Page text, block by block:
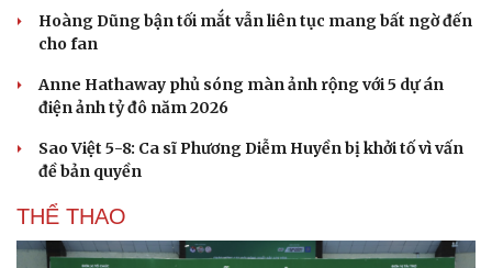
Du lịch
Săn Tour
check-in
Podcast
Đọc truyện đêm khuya
Hoàng Dũng bận tối mắt vẫn liên tục mang bất ngờ đến
cho fan
Anne Hathaway phủ sóng màn ảnh rộng với 5 dự án
điện ảnh tỷ đô năm 2026
Sao Việt 5-8: Ca sĩ Phương Diễm Huyền bị khởi tố vì vấn
đề bản quyền
THỂ THAO